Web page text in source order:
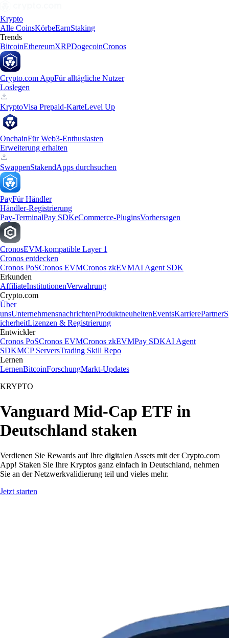
Krypto
Alle CoinsKörbeEarnStaking
Trends
BitcoinEthereumXRPDogecoinCronos
Crypto.com AppFür alltägliche Nutzer
Loslegen
KryptoVisa Prepaid-KarteLevel Up
OnchainFür Web3-Enthusiasten
Erweiterung erhalten
SwappenStakendApps durchsuchen
PayFür Händler
Händler-Registrierung
Pay-TerminalPay SDKeCommerce-PluginsVorhersagen
CronosEVM-kompatible Layer 1
Cronos entdecken
Cronos PoSCronos EVMCronos zkEVMAI Agent SDK
Erkunden
AffiliateInstitutionenVerwahrung
Crypto.com
Über
unsUnternehmensnachrichtenProduktneuheitenEventsKarrierePartnerS
icherheitLizenzen & Registrierung
Entwickler
Cronos PoSCronos EVMCronos zkEVMPay SDKAI Agent
SDKMCP ServersTrading Skill Repo
Lernen
LernenBitcoinForschungMarkt-Updates
KRYPTO
Vanguard Mid-Cap ETF in
Deutschland staken
Verdienen Sie Rewards auf Ihre digitalen Assets mit der Crypto.com
App! Staken Sie Ihre Kryptos ganz einfach in Deutschland, nehmen
Sie an der Netzwerkvalidierung teil und vieles mehr.
Jetzt starten